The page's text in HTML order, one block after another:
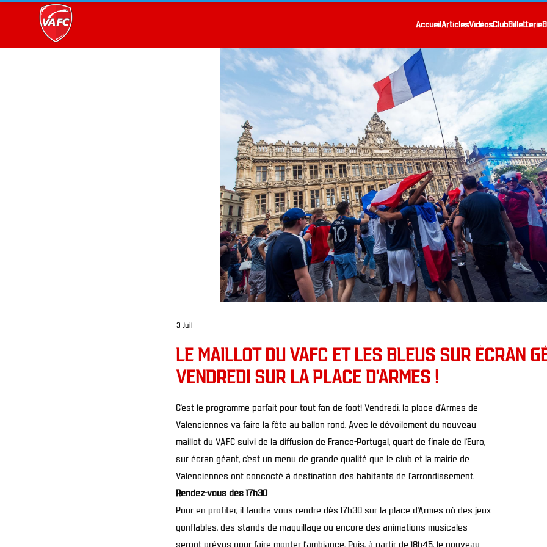
AccueilArticlesVidéosClubBilletterie
3 Juil
LE MAILLOT DU VAFC ET LES BLEUS SUR ÉCRAN
VENDREDI SUR LA PLACE D'ARMES !
C’est le programme parfait pour tout fan de foot! Vendredi, la place d’Armes de
Valenciennes va faire la fête au ballon rond. Avec le dévoilement du nouveau
maillot du VAFC suivi de la diffusion de France-Portugal, quart de finale de l’Euro,
sur écran géant, c’est un menu de grande qualité que le club et la mairie de
Valenciennes ont concocté à destination des habitants de l’arrondissement.
Rendez-vous dès 17h30
Pour en profiter, il faudra vous rendre dès 17h30 sur la place d’Armes où des jeux
gonflables, des stands de maquillage ou encore des animations musicales
seront prévus pour faire monter l’ambiance. Puis, à partir de 18h45, le nouveau